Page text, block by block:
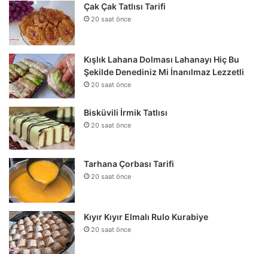
Çak Çak Tatlısı Tarifi
20 saat önce
Kışlık Lahana Dolması Lahanayı Hiç Bu
Şekilde Denediniz Mi İnanılmaz Lezzetli
20 saat önce
Bisküvili İrmik Tatlısı
20 saat önce
Tarhana Çorbası Tarifi
20 saat önce
Kıyır Kıyır Elmalı Rulo Kurabiye
20 saat önce